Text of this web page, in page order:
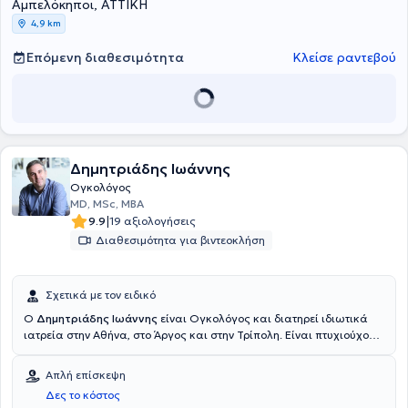
Αμπελόκηποι, ΑΤΤΙΚΗ
4,9 km
Επόμενη διαθεσιμότητα Κλείσε ραντεβού
Δημητριάδης Ιωάννης
Ογκολόγος
MD, MSc, MBA
9.9|19 αξιολογήσεις
Διαθεσιμότητα για βιντεοκλήση
Σχετικά με τον ειδικό
Ο Δημητριάδης Ιωάννης είναι Ογκολόγος και διατηρεί ιδιωτικά
ιατρεία στην Αθήνα, στο Άργος και στην Τρίπολη. Είναι πτυχιούχος
Πατρών και ειδικεύτηκε στην Παθολογία, στην Παθολογική Κλινική
του Γενικού Νοσοκομείου Άργους. Στη συνέχεια ειδικεύτηκε στην
Αιματολογία, στο Αιματολογικό Τμήμα του Γενικού Νοσοκομείου
Απλή επίσκεψη
Δες το κόστος